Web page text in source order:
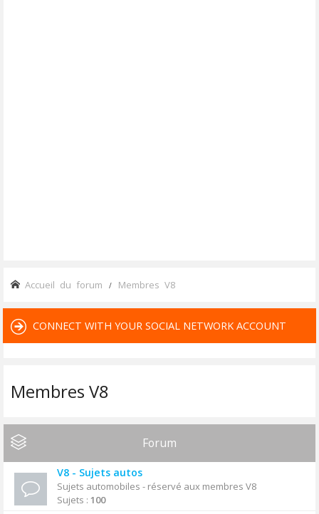
Accueil du forum Membres V8
CONNECT WITH YOUR SOCIAL NETWORK ACCOUNT
Membres V8
Forum
V8 - Sujets autos
Sujets automobiles - réservé aux membres V8
Sujets : 100